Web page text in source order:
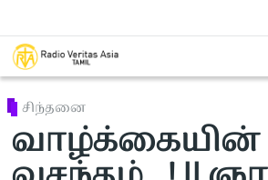
சிந்தனை
வாழ்க்கையின்